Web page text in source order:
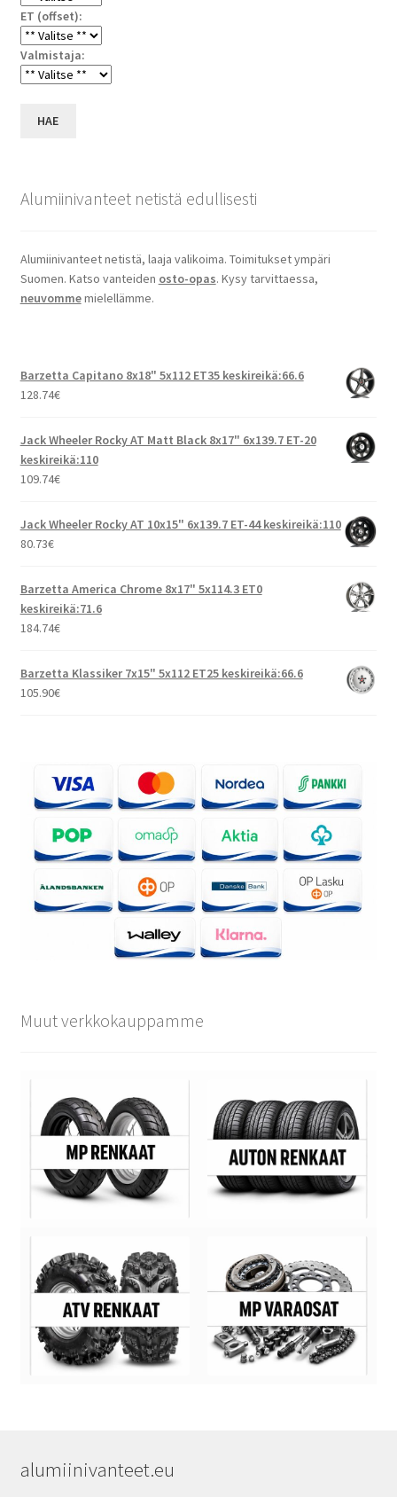
ET (offset):
Valmistaja:
HAE
Alumiinivanteet netistä edullisesti
Alumiinivanteet netistä, laaja valikoima. Toimitukset ympäri
Suomen. Katso vanteiden osto-opas. Kysy tarvittaessa,
neuvommemielellämme.
Barzetta Capitano 8x18" 5x112 ET35 keskireikä:66.6
128.74€
Jack Wheeler Rocky AT Matt Black 8x17" 6x139.7 ET-20
keskireikä:110
109.74€
Jack Wheeler Rocky AT 10x15" 6x139.7 ET-44 keskireikä:110
80.73€
Barzetta America Chrome 8x17" 5x114.3 ET0
keskireikä:71.6
184.74€
Barzetta Klassiker 7x15" 5x112 ET25 keskireikä:66.6
105.90€
Muut verkkokauppamme
alumiinivanteet.eu